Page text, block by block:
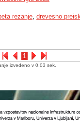
1
rezanje, drevesno
izvedeno v 0.03 sek.